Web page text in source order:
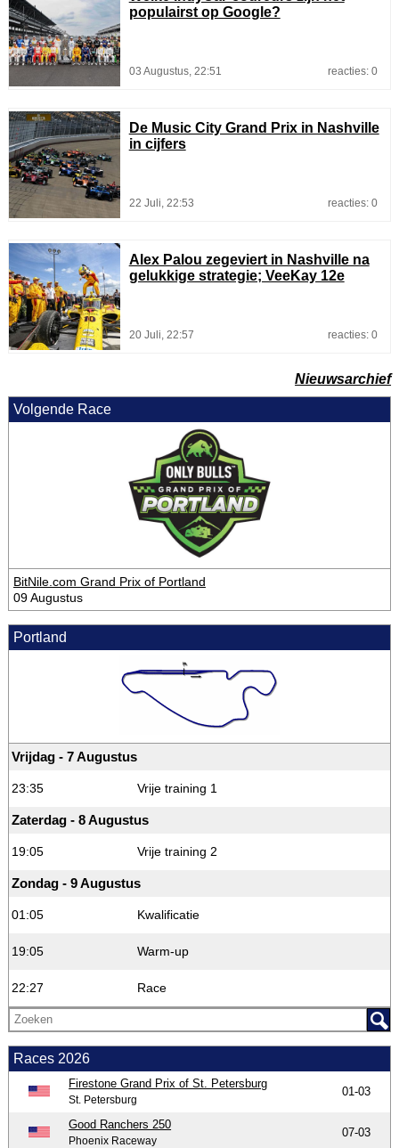
populairst op Google?
03 Augustus, 22:51 reacties: 0
De Music City Grand Prix in Nashville
in cijfers
22 Juli, 22:53 reacties: 0
Alex Palou zegeviert in Nashville na
gelukkige strategie; VeeKay 12e
20 Juli, 22:57 reacties: 0
Nieuwsarchief
Volgende Race
BitNile.com Grand Prix of Portland
09 Augustus
Portland
Vrijdag - 7 Augustus
23:35 Vrije training 1
Zaterdag - 8 Augustus
19:05 Vrije training 2
Zondag - 9 Augustus
01:05 Kwalificatie
19:05 Warm-up
22:27 Race
Races 2026
Firestone Grand Prix of St. Petersburg
St. Petersburg
01-03
Good Ranchers 250
Phoenix Raceway
07-03